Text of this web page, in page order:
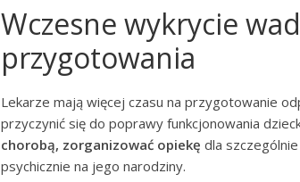
Wczesne wykrycie
przygotowania
Lekarze mają więcej czasu na przygotowanie
przyczynić się do poprawy funkcjonowania
chorobą, zorganizować opiekę dla
psychicznie na jego narodziny.